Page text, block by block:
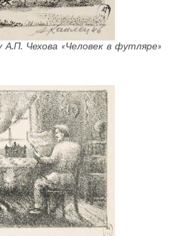
А.П. Чехова «Человек в футляре»